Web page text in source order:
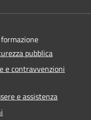
pubblica
e contravvenzioni
e assistenza